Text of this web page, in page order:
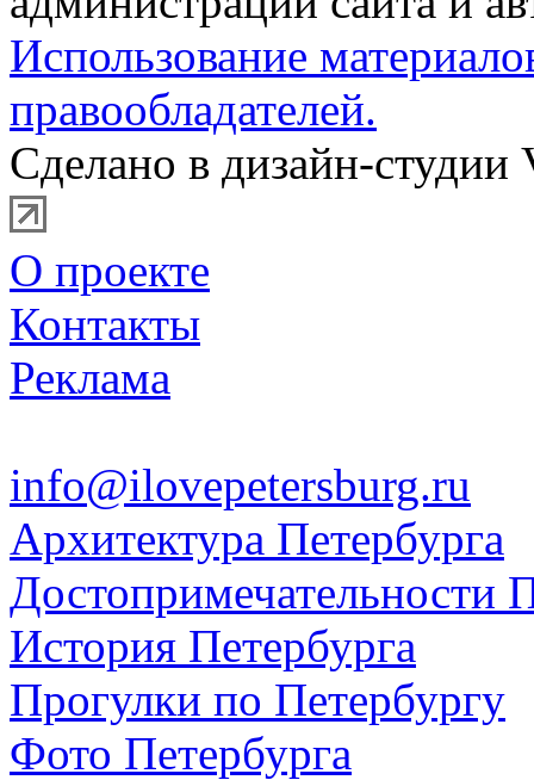
Использование
правообладателей.
Сделано в дизайн-студии
О проекте
Контакты
Реклама
info@ilovepetersburg.ru
Архитектура Петербурга
Достопримечательности
История Петербурга
Прогулки по Петербургу
Фото Петербурга